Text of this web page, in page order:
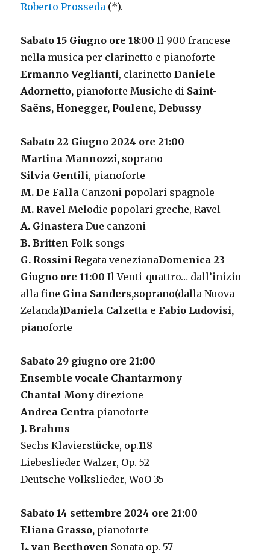
Roberto Prosseda (*).
Sabato 15 Giugno ore 18:00 Il 900 francese
nella musica per clarinetto e pianoforte
Ermanno Veglianti, clarinettoDaniele
Adornetto, pianoforte Musiche di Saint-
Saëns, Honegger, Poulenc, Debussy
Sabato 22 Giugno 2024 ore 21:00
Martina Mannozzi, soprano
Silvia Gentili, pianoforte
M. De Falla Canzoni popolari spagnole
M. Ravel Melodie popolari greche, Ravel
A. Ginastera Due canzoni
B. Britten Folk songs
G. Rossini Regata venezianaDomenica 23
Giugno ore 11:00Il Venti-quattro… dall’inizio
alla fine Gina Sanders,soprano(dalla Nuova
Zelanda)Daniela Calzetta e Fabio Ludovisi,
pianoforte
Sabato 29 giugno ore 21:00
Ensemble vocale Chantarmony
Chantal Mony direzione
Andrea Centra pianoforte
J. Brahms
Sechs Klavierstücke, op.118
Liebeslieder Walzer, Op. 52
Deutsche Volkslieder, WoO 35
Sabato 14 settembre 2024 ore 21:00
Eliana Grasso, pianoforte
L. van Beethoven Sonata op. 57